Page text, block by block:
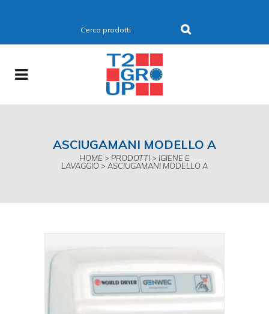
ASCIUGAMANI MODELLO A
HOME> PRODOTTI> IGIENE E
LAVAGGIO> ASCIUGAMANI MODELLO A